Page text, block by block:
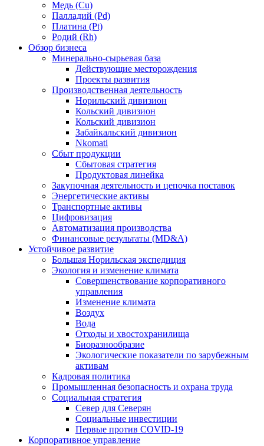
Медь (Cu)
Палладий (Pd)
Платина (Pt)
Родий (Rh)
Обзор бизнеса
Минерально-сырьевая база
Действующие месторождения
Проекты развития
Производственная деятельность
Норильский дивизион
Кольский дивизион
Кольский дивизион
Забайкальский дивизион
Nkomati
Сбыт продукции
Сбытовая стратегия
Продуктовая линейка
Закупочная деятельность и цепочка поставок
Энергетические активы
Транспортные активы
Цифровизация
Автоматизация производства
Финансовые результаты (MD&A)
Устойчивое развитие
Большая Норильская экспедиция
Экология и изменение климата
Совершенствование корпоративного
управления
Изменение климата
Воздух
Вода
Отходы и хвостохранилища
Биоразнообразие
Экологические показатели по зарубежным
активам
Кадровая политика
Промышленная безопасность и охрана труда
Социальная стратегия
Север для Северян
Социальные инвестиции
Первые против COVID‑19
Корпоративное управление